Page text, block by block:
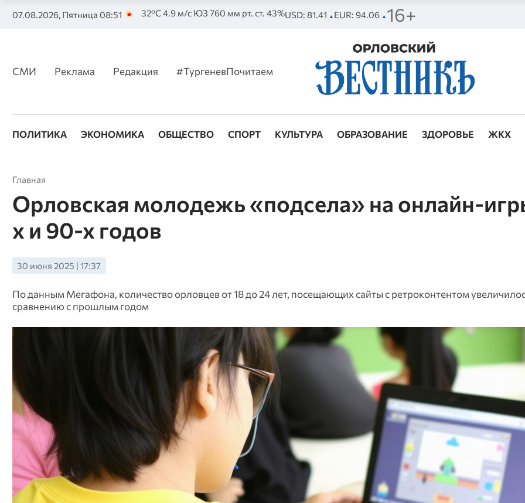
07.08.2026, Пятница 08:51 32°C 4.9 м/с ЮЗ 760 мм рт. ст. 43%USD: 81.41 ▲ EUR: 94.06 ▲ 16+
СМИ Реклама Редакция #ТургеневПочитаем
ПОЛИТИКА ЭКОНОМИКА ОБЩЕСТВО СПОРТ КУЛЬТУРА ОБРАЗОВАНИЕ ЗДОРОВЬЕ ЖКХ
Главная
Орловская молодежь «подсела» на онлайн-
х и 90-х годов
30 июня 2025 | 17:37
По данным Мегафона, количество орловцев от 18 до 24 лет, посещающих сайты с ретроконтентом
сравнению с прошлым годом